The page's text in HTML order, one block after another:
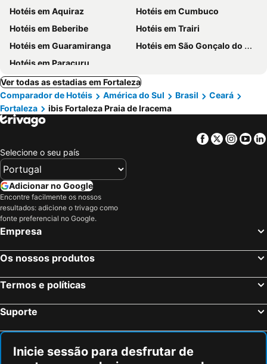
Hotéis em Aquiraz
Hotéis em Cumbuco
Hotéis em Beberibe
Hotéis em Trairi
Hotéis em Guaramiranga
Hotéis em São Gonçalo do Amarante
Hotéis em Paracuru
Ver todas as estadias em Fortaleza
Comparador de Hotéis
América do Sul Brasil
Ceará
Fortaleza
ibis Fortaleza Praia de Iracema
Facebook
Twitter
Selecione o seu país
Adicionar no Google
Encontre facilmente os nossos
resultados: adicione o trivago como
fonte preferencial no Google.
Empresa
Os nossos produtos
Termos e políticas
Suporte
Inicie sessão para desfrutar de